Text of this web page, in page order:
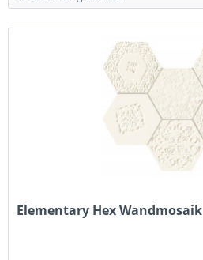
Elementary Hex Wandmosaik